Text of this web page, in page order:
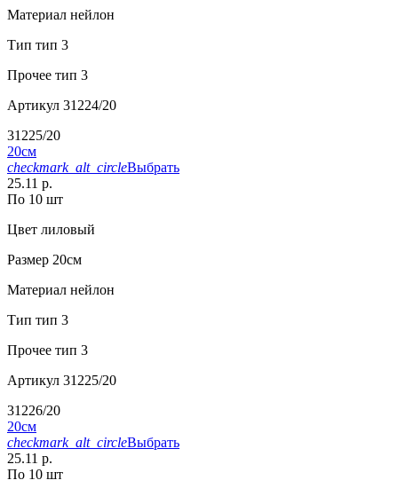
Материал нейлон
Тип тип 3
Прочее тип 3
Артикул 31224/20
31225/20
20см
checkmark_alt_circleВыбрать
25.11 р.
По 10 шт
Цвет лиловый
Размер 20см
Материал нейлон
Тип тип 3
Прочее тип 3
Артикул 31225/20
31226/20
20см
checkmark_alt_circleВыбрать
25.11 р.
По 10 шт